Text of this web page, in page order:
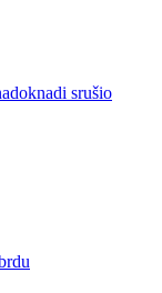
srušio